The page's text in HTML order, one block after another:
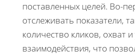
поставленных целей. Во-
отслеживать показатели,
количество кликов, охват
взаимодействия, что